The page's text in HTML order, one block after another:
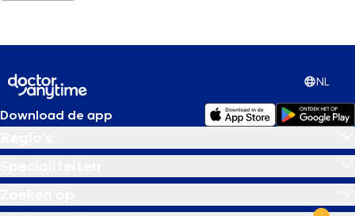
NL
Download de app